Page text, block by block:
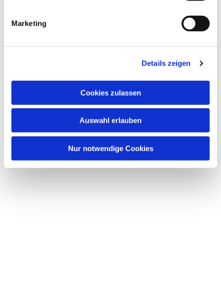
Marketing
Details zeigen
Cookies zulassen
Auswahl erlauben
Nur notwendige Cookies